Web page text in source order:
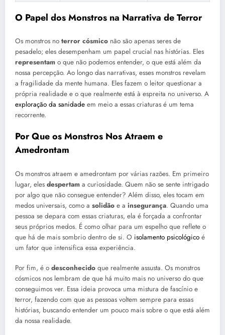
O Papel dos Monstros na Narrativa de Terror
Os monstros no terror cósmico não são apenas seres de
pesadelo; eles desempenham um papel crucial nas histórias. Eles
representam o que não podemos entender, o que está além da
nossa percepção. Ao longo das narrativas, esses monstros revelam
a fragilidade da mente humana. Eles fazem o leitor questionar a
própria realidade e o que realmente está à espreita no universo. A
exploração da sanidade em meio a essas criaturas é um tema
recorrente.
Por Que os Monstros Nos Atraem e
Amedrontam
Os monstros atraem e amedrontam por várias razões. Em primeiro
lugar, eles despertam a curiosidade. Quem não se sente intrigado
por algo que não consegue entender? Além disso, eles tocam em
medos universais, como a solidão e a insegurança. Quando uma
pessoa se depara com essas criaturas, ela é forçada a confrontar
seus próprios medos. É como olhar para um espelho que reflete o
que há de mais sombrio dentro de si. O isolamento psicológico é
um fator que intensifica essa experiência.
Por fim, é o desconhecido que realmente assusta. Os monstros
cósmicos nos lembram de que há muito mais no universo do que
conseguimos ver. Essa ideia provoca uma mistura de fascínio e
terror, fazendo com que as pessoas voltem sempre para essas
histórias, buscando entender um pouco mais sobre o que está além
da nossa realidade.